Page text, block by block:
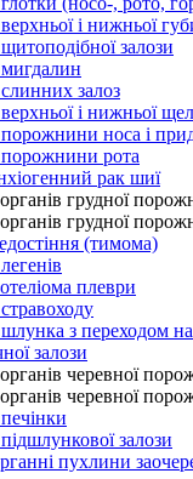
і нижньої
залози
залоз
і нижньої
носа і
рота
рак шиї
грудної
грудної
(тимома)
плеври
з переходом на
залози
черевної
черевної
залози
пухлини